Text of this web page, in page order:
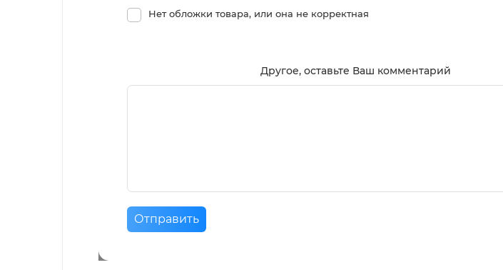
Нет обложки товара, или она не корректная
Другое, оставьте Ваш комментарий
Отправить